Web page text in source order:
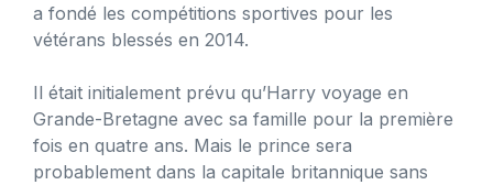
a fondé les compétitions sportives pour les
vétérans blessés en 2014.
Il était initialement prévu qu’Harry voyage en
Grande-Bretagne avec sa famille pour la première
fois en quatre ans. Mais le prince sera
probablement dans la capitale britannique sans